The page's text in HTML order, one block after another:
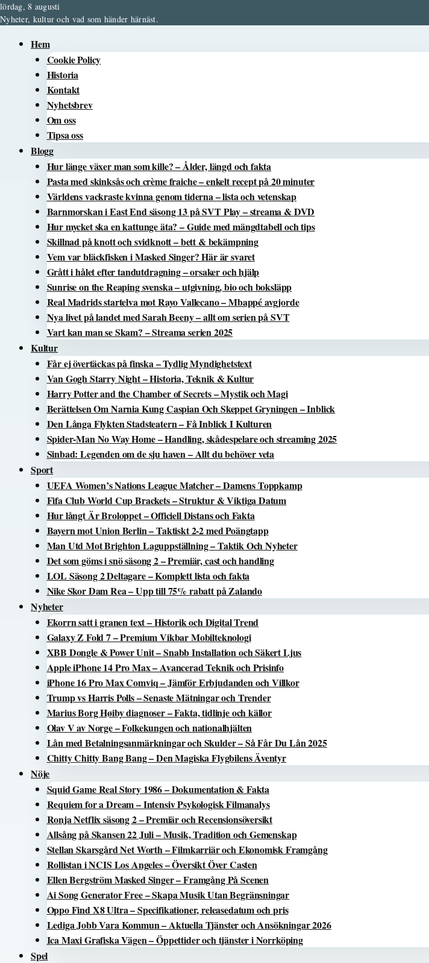
lördag, 8 augusti
Nyheter, kultur och vad som händer härnäst.
Hem
Cookie Policy
Historia
Kontakt
Nyhetsbrev
Om oss
Tipsa oss
Blogg
Hur länge växer man som kille? – Ålder, längd och fakta
Pasta med skinksås och crème fraiche – enkelt recept på 20 minuter
Världens vackraste kvinna genom tiderna – lista och vetenskap
Barnmorskan i East End säsong 13 på SVT Play – streama & DVD
Hur mycket ska en kattunge äta? – Guide med mängdtabell och tips
Skillnad på knott och svidknott – bett & bekämpning
Vem var bläckfisken i Masked Singer? Här är svaret
Grått i hålet efter tandutdragning – orsaker och hjälp
Sunrise on the Reaping svenska – utgivning, bio och boksläpp
Real Madrids startelva mot Rayo Vallecano – Mbappé avgjorde
Nya livet på landet med Sarah Beeny – allt om serien på SVT
Vart kan man se Skam? – Streama serien 2025
Kultur
Får ej övertäckas på finska – Tydlig Myndighetstext
Van Gogh Starry Night – Historia, Teknik & Kultur
Harry Potter and the Chamber of Secrets – Mystik och Magi
Berättelsen Om Narnia Kung Caspian Och Skeppet Gryningen – Inblick
Den Långa Flykten Stadsteatern – Få Inblick I Kulturen
Spider-Man No Way Home – Handling, skådespelare och streaming 2025
Sinbad: Legenden om de sju haven – Allt du behöver veta
Sport
UEFA Women’s Nations League Matcher – Damens Toppkamp
Fifa Club World Cup Brackets – Struktur & Viktiga Datum
Hur långt Är Broloppet – Officiell Distans och Fakta
Bayern mot Union Berlin – Taktiskt 2-2 med Poängtapp
Man Utd Mot Brighton Laguppställning – Taktik Och Nyheter
Det som göms i snö säsong 2 – Premiär, cast och handling
LOL Säsong 2 Deltagare – Komplett lista och fakta
Nike Skor Dam Rea – Upp till 75% rabatt på Zalando
Nyheter
Ekorrn satt i granen text – Historik och Digital Trend
Galaxy Z Fold 7 – Premium Vikbar Mobilteknologi
XBB Dongle & Power Unit – Snabb Installation och Säkert Ljus
Apple iPhone 14 Pro Max – Avancerad Teknik och Prisinfo
iPhone 16 Pro Max Comviq – Jämför Erbjudanden och Villkor
Trump vs Harris Polls – Senaste Mätningar och Trender
Marius Borg Høiby diagnoser – Fakta, tidlinje och källor
Olav V av Norge – Folkekungen och nationalhjälten
Lån med Betalningsanmärkningar och Skulder – Så Får Du Lån 2025
Chitty Chitty Bang Bang – Den Magiska Flygbilens Äventyr
Nöje
Squid Game Real Story 1986 – Dokumentation & Fakta
Requiem for a Dream – Intensiv Psykologisk Filmanalys
Ronja Netflix säsong 2 – Premiär och Recensionsöversikt
Allsång på Skansen 22 Juli – Musik, Tradition och Gemenskap
Stellan Skarsgård Net Worth – Filmkarriär och Ekonomisk Framgång
Rollistan i NCIS Los Angeles – Översikt Över Casten
Ellen Bergström Masked Singer – Framgång På Scenen
Ai Song Generator Free – Skapa Musik Utan Begränsningar
Oppo Find X8 Ultra – Specifikationer, releasedatum och pris
Lediga Jobb Vara Kommun – Aktuella Tjänster och Ansökningar 2026
Ica Maxi Grafiska Vägen – Öppettider och tjänster i Norrköping
Spel